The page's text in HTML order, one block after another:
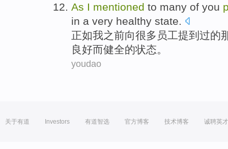
As I mentioned to many of you
in a very healthy state.
正如我之前向很多 员工提到过的
良好而健全的状态。
youdao
关于有道 Investors 有道智选 官方博客 技术博客 诚聘英才